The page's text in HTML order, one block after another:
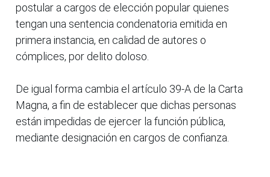
postular a cargos de elección popular quienes
tengan una sentencia condenatoria emitida en
primera instancia, en calidad de autores o
cómplices, por delito doloso.
De igual forma cambia el artículo 39-A de la Carta
Magna, a fin de establecer que dichas personas
están impedidas de ejercer la función pública,
mediante designación en cargos de confianza.